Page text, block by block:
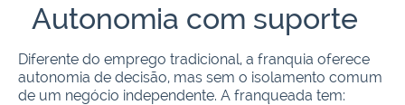
Autonomia com suporte
Diferente do emprego tradicional, a franquia oferece
autonomia de decisão, mas sem o isolamento comum
de um negócio independente. A franqueada tem: